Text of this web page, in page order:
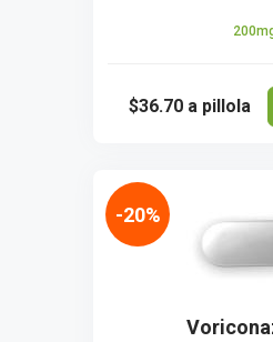
$36.70 a pillola
-20%